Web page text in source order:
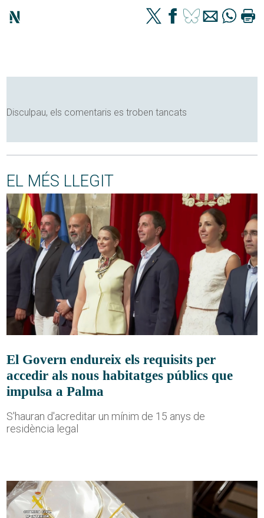
Disculpau, els comentaris es troben tancats
EL MÉS LLEGIT
El Govern endureix els requisits per
accedir als nous habitatges públics que
impulsa a Palma
S'hauran d'acreditar un mínim de 15 anys de
residència legal